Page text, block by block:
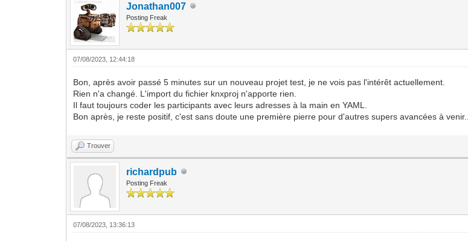
Jonathan007
Posting Freak
07/08/2023, 12:44:18
Bon, après avoir passé 5 minutes sur un nouveau projet test, je ne vois pas l'intérêt actuellement.
Rien n'a changé. L'import du fichier knxproj n'apporte rien.
Il faut toujours coder les participants avec leurs adresses à la main en YAML.
Bon après, je reste positif, c'est sans doute une première pierre pour d'autres supers avancées à venir...
Trouver
richardpub
Posting Freak
07/08/2023, 13:36:13